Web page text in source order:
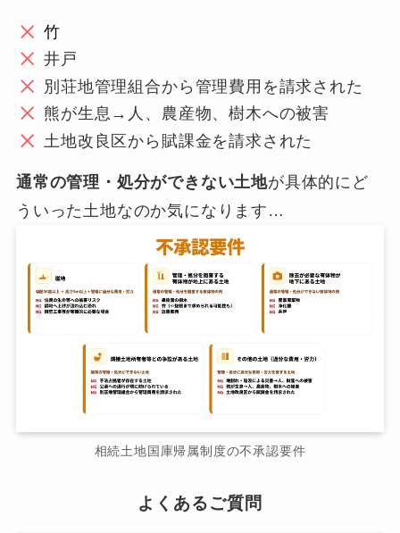
竹
井戸
別荘地管理組合から管理費用を請求された
熊が生息→人、農産物、樹木への被害
土地改良区から賦課金を請求された
通常の管理・処分ができない土地が具体的にど
ういった土地なのか気になります…
相続土地国庫帰属制度の不承認要件
よくあるご質問